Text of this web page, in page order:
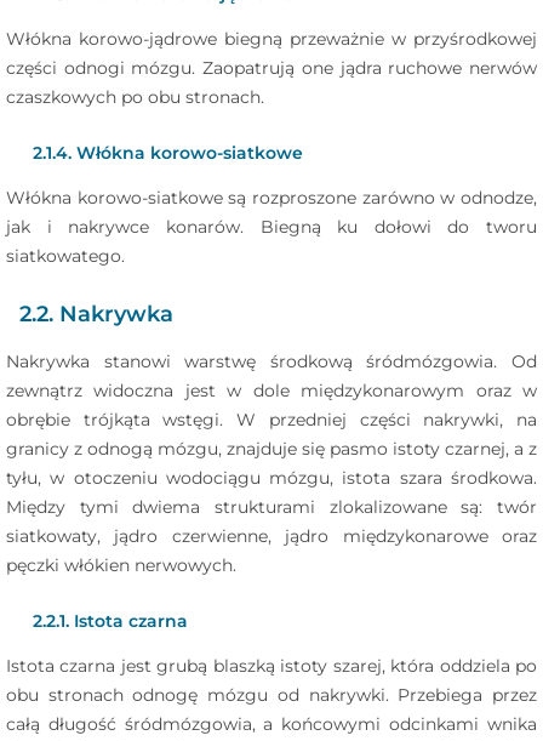
Włókna korowo-jądrowe biegną przeważnie w przyśrodkowej
części odnogi mózgu. Zaopatrują one jądra ruchowe nerwów
czaszkowych po obu stronach.
2.1.4. Włókna korowo-siatkowe
Włókna korowo-siatkowe są rozproszone zarówno w odnodze,
jak i nakrywce konarów. Biegną ku dołowi do tworu
siatkowatego.
2.2. Nakrywka
Nakrywka stanowi warstwę środkową śródmózgowia. Od
zewnątrz widoczna jest w dole międzykonarowym oraz w
obrębie trójkąta wstęgi. W przedniej części nakrywki, na
granicy z odnogą mózgu, znajduje się pasmo istoty czarnej, a z
tyłu, w otoczeniu wodociągu mózgu, istota szara środkowa.
Między tymi dwiema strukturami zlokalizowane są: twór
siatkowaty, jądro czerwienne, jądro międzykonarowe oraz
pęczki włókien nerwowych.
2.2.1. Istota czarna
Istota czarna jest grubą blaszką istoty szarej, która oddziela po
obu stronach odnogę mózgu od nakrywki. Przebiega przez
całą długość śródmózgowia, a końcowymi odcinkami wnika